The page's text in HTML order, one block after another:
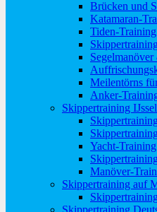
Brücken und
Katamaran-
Tiden-Training
Meilentörns
Anker-
Skippertraining
Yacht-
Manöver-
Skippertraining auf
Skippertraining